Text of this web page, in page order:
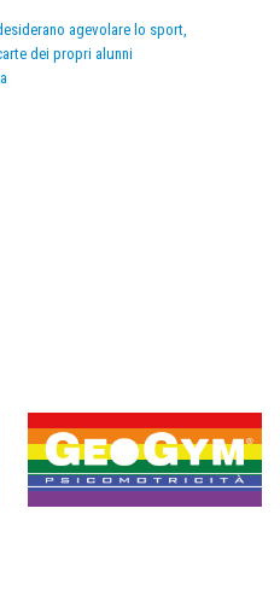
agevolare lo sport,
dei propri alunni